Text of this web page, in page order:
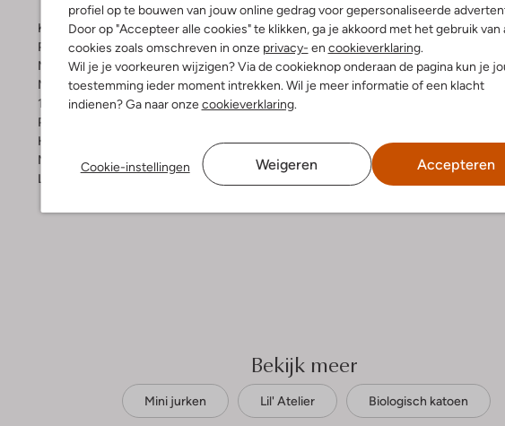
profiel op te bouwen van jouw online gedrag voor gepersonaliseerde
Door op "Accepteer alle cookies" te klikken, ga je akkoord met het gebruik van
cookies zoals omschreven in onze privacy- en cookieverklaring.
Wil je je voorkeuren wijzigen? Via de cookieknop onderaan de pagina kun je
toestemming ieder moment intrekken. Wil je meer informatie of een klacht
indienen? Ga naar onzecookieverklaring.
Cookie-instellingen Weigeren Accepteren
Kleur:Zand
Patroon:Broderie
Materiaal:Biologisch Katoen
Materiaalpercentages:
100% Biologisch Katoen
Pasvorm:
Halslijn:
Mouwlengte:
Mouwloos
Lengte:
Beperkt wassen op 40 °C
Strijken op maximaal 110 °C
Kan niet in de droogtrommel
Niet bleken
Bekijk meer
Mini jurken Lil' Atelier Biologisch katoen